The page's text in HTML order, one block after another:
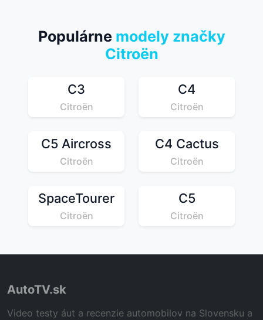
Populárne modely značky
Citroën
C3
Citroën
C4
Citroën
C5 Aircross
Citroën
C4 Cactus
Citroën
SpaceTourer
Citroën
C5
Citroën
AutoTV.sk
Video testy áut a recenzie automobilov na Slovensku a